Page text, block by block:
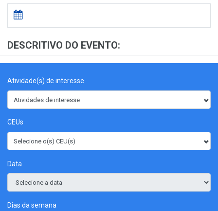
DESCRITIVO DO EVENTO:
Atividade(s) de interesse
Atividades de interesse
CEUs
Selecione o(s) CEU(s)
Data
Dias da semana